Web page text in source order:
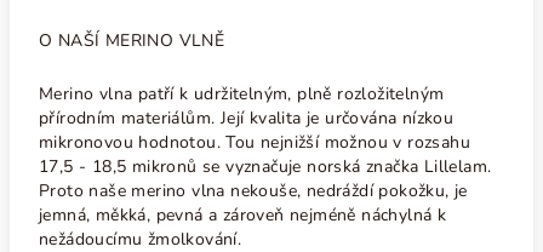
O NAŠÍ MERINO VLNĚ
Merino vlna patří k udržitelným, plně rozložitelným
přírodním materiálům. Její kvalita je určována nízkou
mikronovou hodnotou. Tou nejnižší možnou v rozsahu
17,5 - 18,5 mikronů se vyznačuje norská značka Lillelam.
Proto naše merino vlna nekouše, nedráždí pokožku, je
jemná, měkká, pevná a zároveň nejméně náchylná k
nežádoucímu žmolkování.